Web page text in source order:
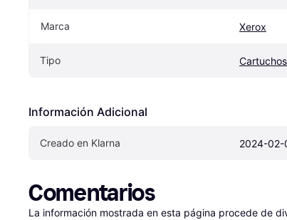
Marca Xerox
Tipo
Información Adicional
Creado en Klarna 2024-02-
Comentarios
La información mostrada en esta página procede de